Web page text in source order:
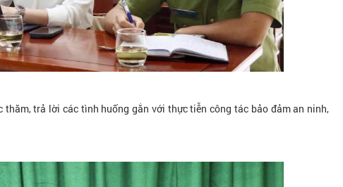
trả lời các tình huống gắn với thực tiễn công tác bảo đảm an ninh,